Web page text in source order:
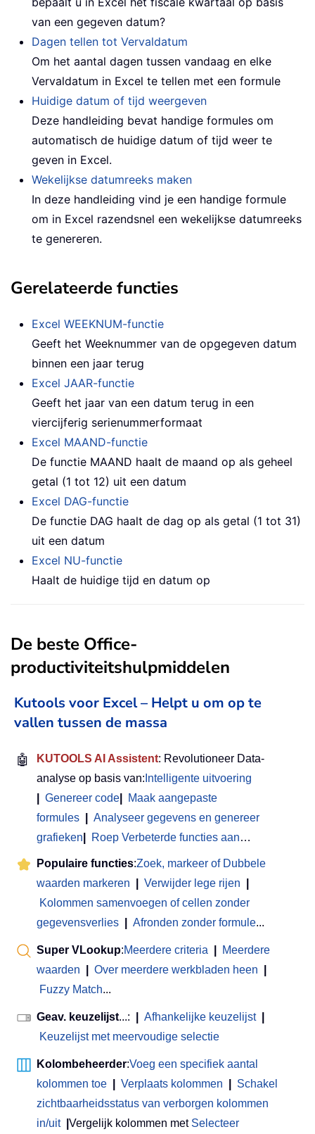
van een gegeven datum?
Dagen tellen tot Vervaldatum
Om het aantal dagen tussen vandaag en elke
Vervaldatum in Excel te tellen met een formule
Huidige datum of tijd weergeven
Deze handleiding bevat handige formules om
automatisch de huidige datum of tijd weer te
geven in Excel.
Wekelijkse datumreeks maken
In deze handleiding vind je een handige formule
om in Excel razendsnel een wekelijkse datumreeks
te genereren.
Gerelateerde functies
Excel WEEKNUM-functie
Geeft het Weeknummer van de opgegeven datum
binnen een jaar terug
Excel JAAR-functie
Geeft het jaar van een datum terug in een
viercijferig serienummerformaat
Excel MAAND-functie
De functie MAAND haalt de maand op als geheel
getal (1 tot 12) uit een datum
Excel DAG-functie
De functie DAG haalt de dag op als getal (1 tot 31)
uit een datum
Excel NU-functie
Haalt de huidige tijd en datum op
De beste Office-
productiviteitshulpmiddelen
Kutools voor Excel – Helpt u om op te
vallen tussen de massa
🤖 KUTOOLS AI Assistent: Revolutioneer Data-
analyse op basis van: Intelligente uitvoering
Genereer code
Maak aangepaste
formules
Analyseer gegevens en genereer
grafieken
Roep Verbeterde functies aan…
Populaire functies:Zoek, markeer of Dubbele
waarden markeren
Verwijder lege rijen
Kolommen samenvoegen of cellen zonder
gegevensverlies
Afronden zonder formule...
Super VLookup:Meerdere criteria
Meerdere
waarden
Over meerdere werkbladen heen
Fuzzy Match...
Geav. keuzelijst...: Afhankelijke keuzelijst
Keuzelijst met meervoudige selectie
Kolombeheerder:Voeg een specifiek aantal
kolommen toe
Verplaats kolommen
Schakel
zichtbaarheidsstatus van verborgen kolommen
in/uit
Vergelijk kolommen met Selecteer